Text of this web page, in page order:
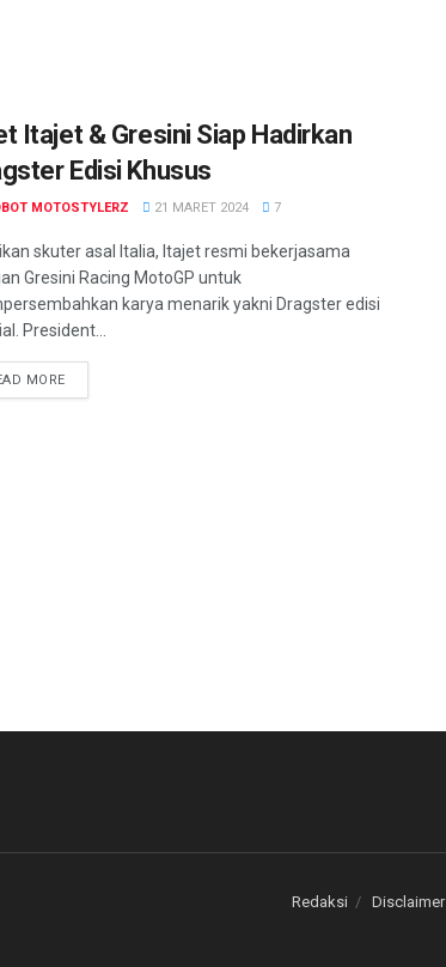
Itajet & Gresini Siap Hadirkan
Edisi Khusus
MOTOSTYLERZ 21 MARET 2024 7
skuter asal Italia, Itajet resmi bekerjasama
Gresini Racing MotoGP untuk
karya menarik yakni Dragster edisi
President...
MORE
Redaksi Disclaimer